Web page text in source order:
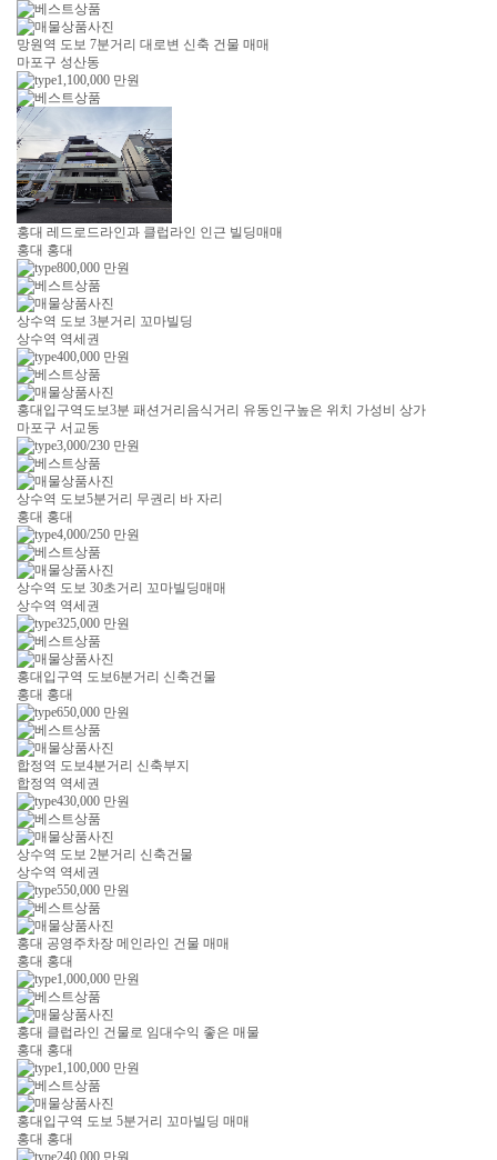
망원역 도보 7분거리 대로변 신축 건물 매매
마포구 성산동
1,100,000 만원
홍대 레드로드라인과 클럽라인 인근 빌딩매매
홍대 홍대
800,000 만원
상수역 도보 3분거리 꼬마빌딩
상수역 역세권
400,000 만원
홍대입구역도보3분 패션거리음식거리 유동인구높은 위치 가성비 상가
마포구 서교동
3,000/230 만원
상수역 도보5분거리 무권리 바 자리
홍대 홍대
4,000/250 만원
상수역 도보 30초거리 꼬마빌딩매매
상수역 역세권
325,000 만원
홍대입구역 도보6분거리 신축건물
홍대 홍대
650,000 만원
합정역 도보4분거리 신축부지
합정역 역세권
430,000 만원
상수역 도보 2분거리 신축건물
상수역 역세권
550,000 만원
홍대 공영주차장 메인라인 건물 매매
홍대 홍대
1,000,000 만원
홍대 클럽라인 건물로 임대수익 좋은 매물
홍대 홍대
1,100,000 만원
홍대입구역 도보 5분거리 꼬마빌딩 매매
홍대 홍대
240,000 만원